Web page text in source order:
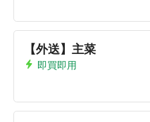
【外送】主菜
即買即用